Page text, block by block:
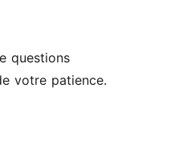
questions
votre patience.